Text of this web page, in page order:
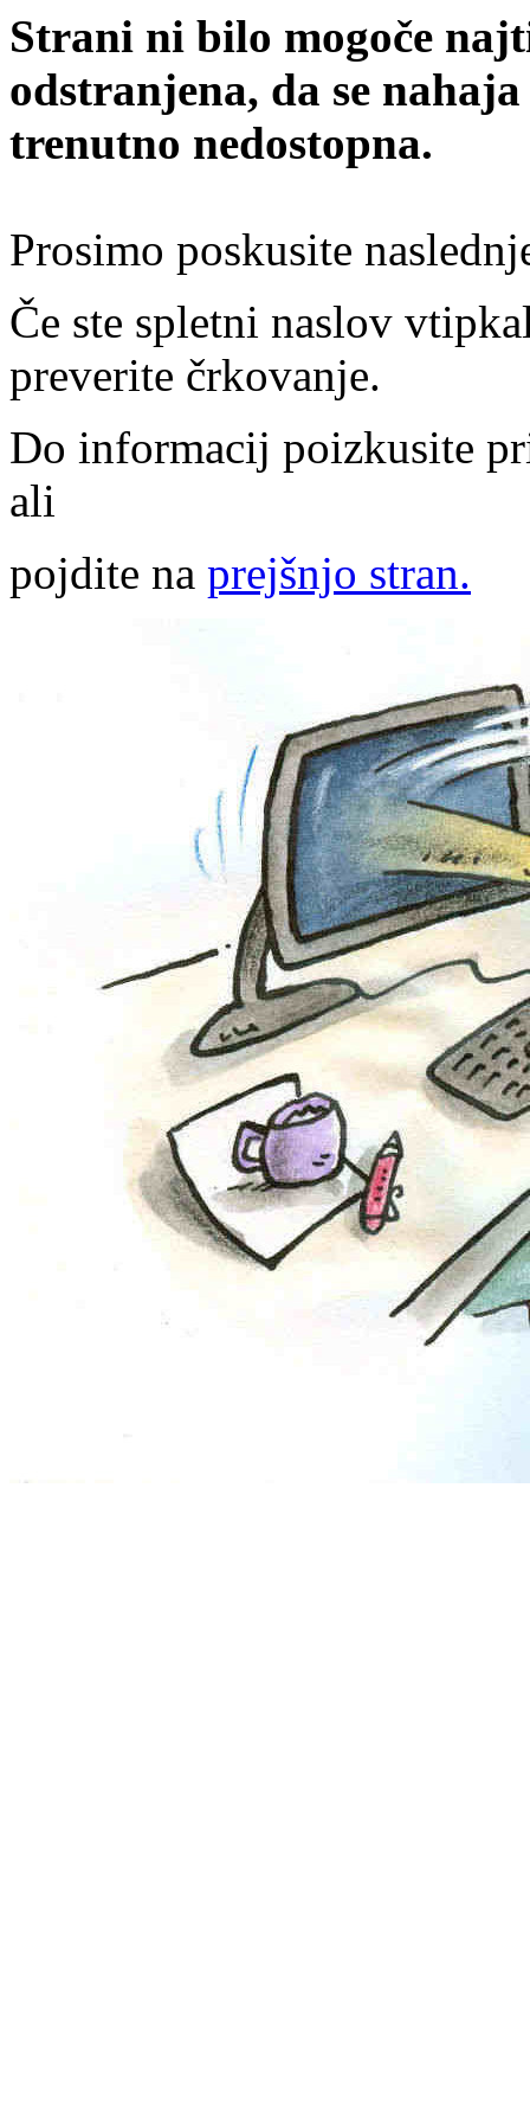
Strani ni bilo mogoče
odstranjena, da se
trenutno nedostopna.
Prosimo poskusite
Če ste spletni naslov
preverite črkovanje.
Do informacij poizkusite
ali
pojdite na prejšnjo stran.